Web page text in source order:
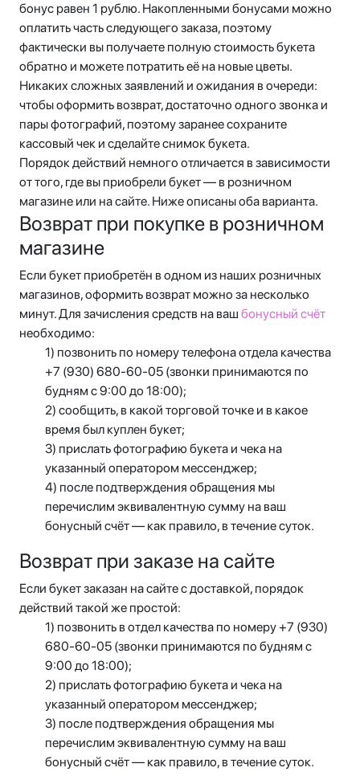
бонус равен 1 рублю. Накопленными бонусами можно
оплатить часть следующего заказа, поэтому
фактически вы получаете полную стоимость букета
обратно и можете потратить её на новые цветы.
Никаких сложных заявлений и ожидания в очереди:
чтобы оформить возврат, достаточно одного звонка и
пары фотографий, поэтому заранее сохраните
кассовый чек и сделайте снимок букета.
Порядок действий немного отличается в зависимости
от того, где вы приобрели букет — в розничном
магазине или на сайте. Ниже описаны оба варианта.
Возврат при покупке в розничном
магазине
Если букет приобретён в одном из наших розничных
магазинов, оформить возврат можно за несколько
минут. Для зачисления средств на ваш бонусный счёт
необходимо:
1) позвонить по номеру телефона отдела качества
+7 (930) 680-60-05 (звонки принимаются по
будням с 9:00 до 18:00);
2) сообщить, в какой торговой точке и в какое
время был куплен букет;
3) прислать фотографию букета и чека на
указанный оператором мессенджер;
4) после подтверждения обращения мы
перечислим эквивалентную сумму на ваш
бонусный счёт — как правило, в течение суток.
Возврат при заказе на сайте
Если букет заказан на сайте с доставкой, порядок
действий такой же простой:
1) позвонить в отдел качества по номеру +7 (930)
680-60-05 (звонки принимаются по будням с
9:00 до 18:00);
2) прислать фотографию букета и чека на
указанный оператором мессенджер;
3) после подтверждения обращения мы
перечислим эквивалентную сумму на ваш
бонусный счёт — как правило, в течение суток.